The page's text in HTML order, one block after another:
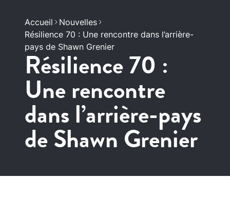
Accueil
Nouvelles
Résilience 70 : Une rencontre dans l’arrière-
pays de Shawn Grenier
Résilience 70 :
Une rencontre
dans l’arrière-pays
de Shawn Grenier